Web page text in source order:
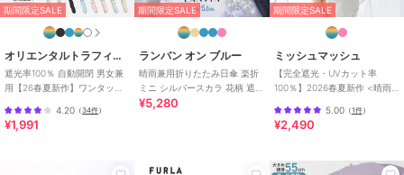
・製品には構造上、骨同士が狭くなっている部分や、尖っている部分
があります。怪我をする恐れがありますので、注意してご使用くださ
い。
・ステッキとして使用するなど、傘本来の目的以外では使用しないで
ください。傘全体、特に中棒に大きな負担がかかります。
・手元や骨などが壊れたまま使用しないでください。骨が折れたり、
手元が破損した状態で使用し続けると、他の部分にも負担がかかり、
・振り回したり、投げたりしないでください。ロクロや手元に大きな
期間限定SALE
オリエンタルトラフィック
遮光率100％ 自動開閉 男女兼
用【26春夏新作】ワンタッチ
0601
4.20 （34件）
¥1,991
期間限定SALE
ランバン オン ブルー
晴雨兼用折りたたみ日傘 楽折
ミニ シルバースカラ 花柄 遮光
率100％ 遮熱 UV
¥5,280
期間限定SALE
ミッシュマッシュ
【完全遮光・UVカット率
100％】2026春夏新作 <晴雨
5.00（1件）
¥2,490